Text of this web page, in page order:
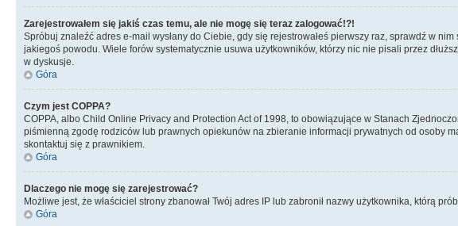
Zarejestrowałem się jakiś czas temu, ale nie mogę się teraz zalogować!?!
Spróbuj znaleźć adres e-mail wysłany do Ciebie, gdy się rejestrowałeś pierwszy raz, sprawdź w
jakiegoś powodu. Wiele forów systematycznie usuwa użytkowników, którzy nic nie pisali przez
w dyskusje.
Góra
Czym jest COPPA?
COPPA, albo Child Online Privacy and Protection Act of 1998, to obowiązujące w Stanach
piśmienną zgodę rodziców lub prawnych opiekunów na zbieranie informacji prywatnych od osoby
skontaktuj się z prawnikiem.
Góra
Dlaczego nie mogę się zarejestrować?
Możliwe jest, że właściciel strony zbanował Twój adres IP lub zabronił nazwy użytkownika, którą
Góra